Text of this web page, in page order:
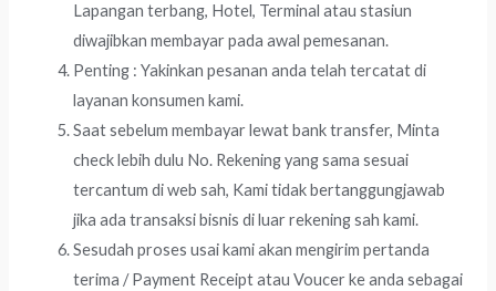
Lapangan terbang, Hotel, Terminal atau stasiun
diwajibkan membayar pada awal pemesanan.
Penting : Yakinkan pesanan anda telah tercatat di
layanan konsumen kami.
Saat sebelum membayar lewat bank transfer, Minta
check lebih dulu No. Rekening yang sama sesuai
tercantum di web sah, Kami tidak bertanggungjawab
jika ada transaksi bisnis di luar rekening sah kami.
Sesudah proses usai kami akan mengirim pertanda
terima / Payment Receipt atau Voucer ke anda sebagai